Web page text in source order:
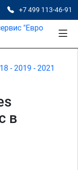
+7 499 113-46-91
- 2019 - 2021
в